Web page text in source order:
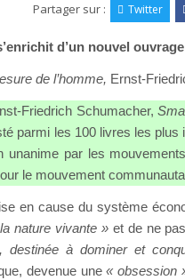
Partager sur : Twitter
d’un nouvel
de l’homme, Ernst-
Friedrich Schumacher,
parmi les 100 livres les
unanime par les
le mouvement
en cause du système
nature vivante »et de ne
destinée à dominer et
devenue une« obsession